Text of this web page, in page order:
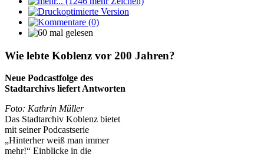
Wie lebte Koblenz vor 200 Jahren?
Neue Podcastfolge des
Stadtarchivs liefert Antworten
Foto: Kathrin Müller
Das Stadtarchiv Koblenz bietet
mit seiner Podcastserie
„Hinterher weiß man immer
mehr!“ Einblicke in die